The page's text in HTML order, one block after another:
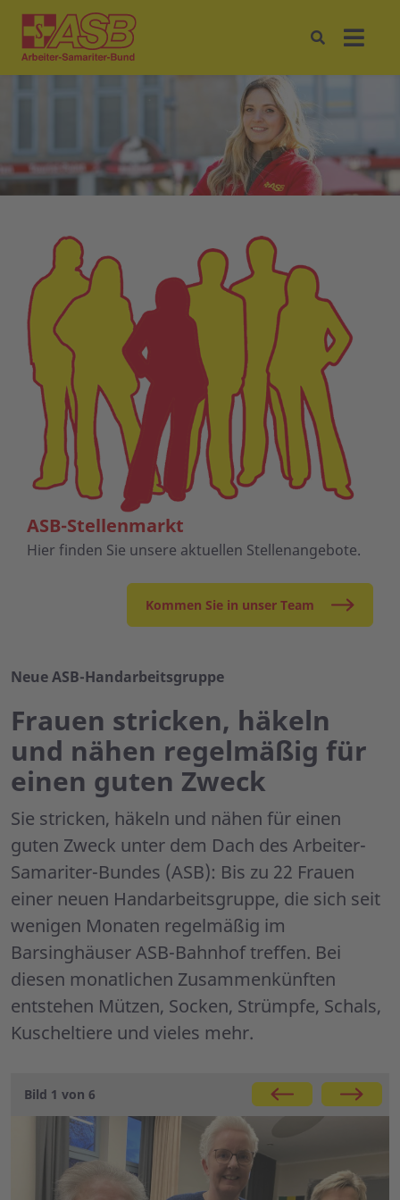
ASB-Stellenmarkt
Hier finden Sie unsere aktuellen Stellenangebote.
Kommen Sie in unser Team
Neue ASB-Handarbeitsgruppe
Frauen stricken, häkeln
und nähen regelmäßig für
einen guten Zweck
Sie stricken, häkeln und nähen für einen
guten Zweck unter dem Dach des Arbeiter-
Samariter-Bundes (ASB): Bis zu 22 Frauen
einer neuen Handarbeitsgruppe, die sich seit
wenigen Monaten regelmäßig im
Barsinghäuser ASB-Bahnhof treffen. Bei
diesen monatlichen Zusammenkünften
entstehen Mützen, Socken, Strümpfe, Schals,
Kuscheltiere und vieles mehr.
Galerie
Bild 1 von 6